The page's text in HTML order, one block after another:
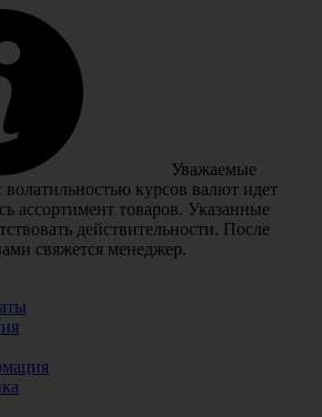
Уважаемые
волатильностью курсов валют идет
ассортимент товаров. Указанные
действительности. После
свяжется менеджер.